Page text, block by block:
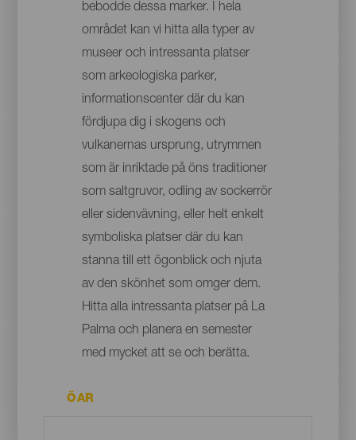
bebodde dessa marker. I hela
området kan vi hitta alla typer av
museer och intressanta platser
som arkeologiska parker,
informationscenter där du kan
fördjupa dig i skogens och
vulkanernas ursprung, utrymmen
som är inriktade på öns traditioner
som saltgruvor, odling av sockerrör
eller sidenvävning, eller helt enkelt
symboliska platser där du kan
stanna till ett ögonblick och njuta
av den skönhet som omger dem.
Hitta alla intressanta platser på La
Palma och planera en semester
med mycket att se och berätta.
ÖAR